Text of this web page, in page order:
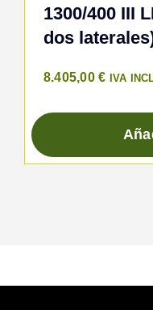
1300/400 III
dos
8.405,00€ IVA